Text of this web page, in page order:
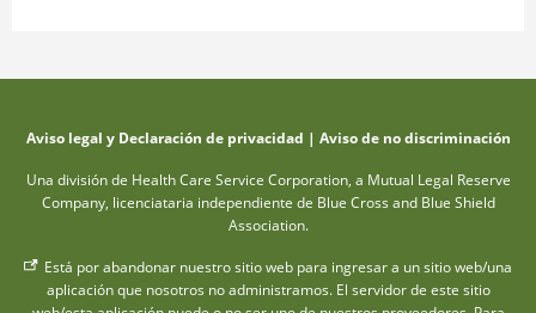
Aviso legal y Declaración de privacidad | Aviso de no discriminación
Una división de Health Care Service Corporation, a Mutual Legal Reserve
Company, licenciataria independiente de Blue Cross and Blue Shield
Association.
Está por abandonar nuestro sitio web para ingresar a un sitio web/una
aplicación que nosotros no administramos. El servidor de este sitio